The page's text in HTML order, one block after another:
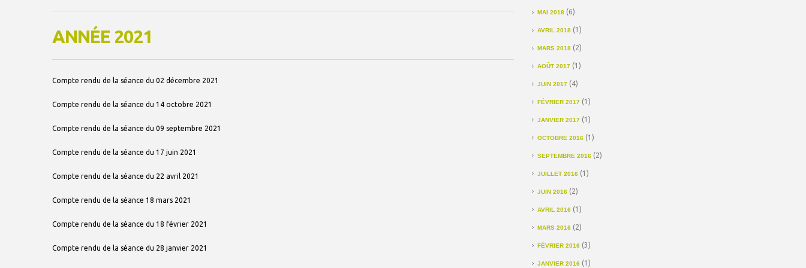
ANNÉE 2021
Compte rendu de la séance du 02 décembre 2021
Compte rendu de la séance du 14 octobre 2021
Compte rendu de la séance du 09 septembre 2021
Compte rendu de la séance du 17 juin 2021
Compte rendu de la séance du 22 avril 2021
Compte rendu de la séance 18 mars 2021
Compte rendu de la séance du 18 février 2021
Compte rendu de la séance du 28 janvier 2021
MAI 2018 (6)
AVRIL 2018 (1)
MARS 2018 (2)
AOÛT 2017 (1)
JUIN 2017 (4)
FÉVRIER 2017 (1)
JANVIER 2017 (1)
OCTOBRE 2016 (1)
SEPTEMBRE 2016 (2)
JUILLET 2016 (1)
JUIN 2016 (2)
AVRIL 2016 (1)
MARS 2016 (2)
FÉVRIER 2016 (3)
JANVIER 2016 (1)